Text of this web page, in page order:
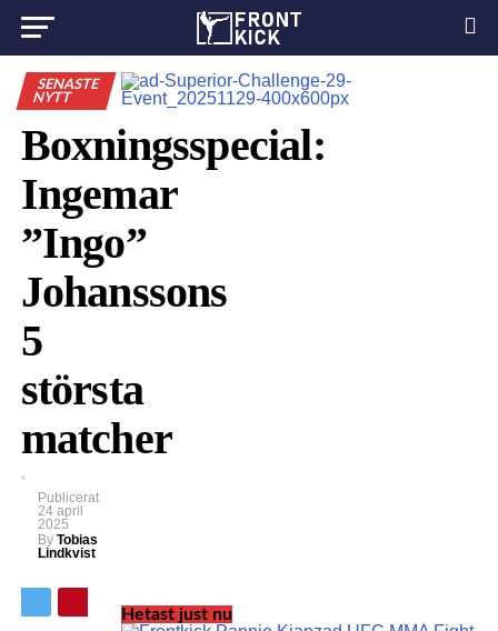
SENASTE
NYTT
Boxningsspecial:
Ingemar
”Ingo”
Johanssons
5
största
matcher
Publicerat
24 april
2025
By Tobias
Lindkvist
Hetast just nu